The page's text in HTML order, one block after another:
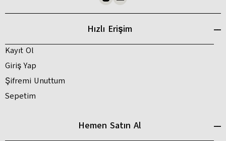
Hızlı Erişim
Kayıt Ol
Giriş Yap
Şifremi Unuttum
Sepetim
Hemen Satın Al